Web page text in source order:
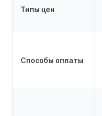
Типы цен
Способы оплаты